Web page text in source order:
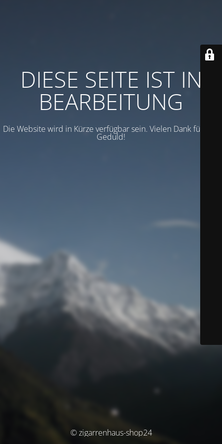
DIESE SEITE IST IN
BEARBEITUNG
Die Website wird in Kürze verfügbar sein. Vielen Dank für Ihre
Geduld!
© zigarrenhaus-shop24